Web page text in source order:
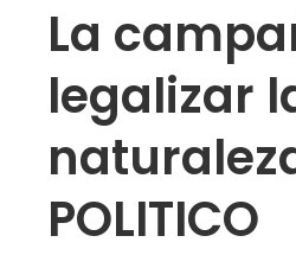
La
legalizar
POLITICO